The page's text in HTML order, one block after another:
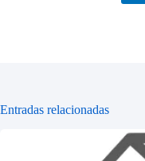
Entradas relacionadas